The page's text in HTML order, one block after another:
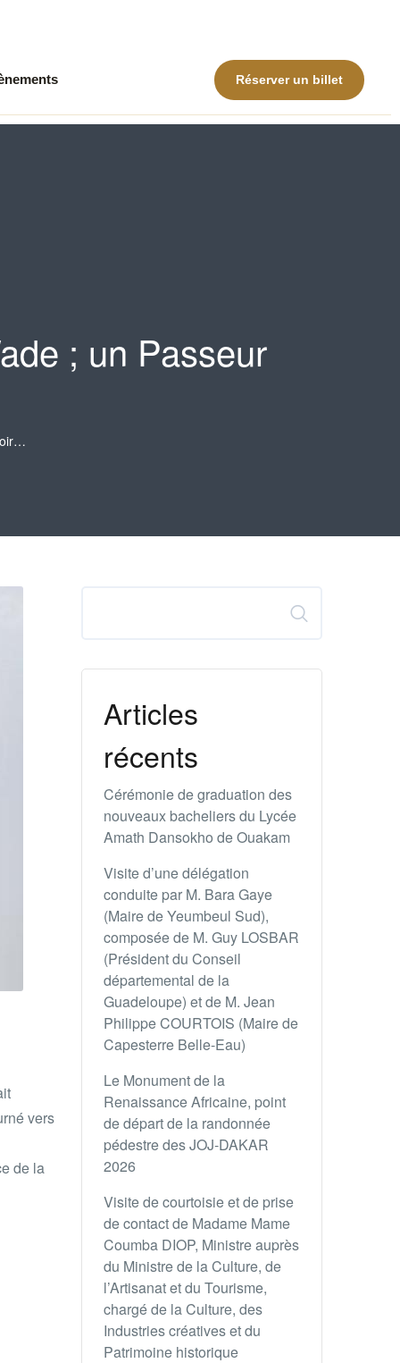
Réserver un billet
; un Passeur
vers
de la
Articles
récents
Cérémonie de graduation des
nouveaux bacheliers du Lycée
Amath Dansokho de Ouakam
Visite d’une délégation
conduite par M. Bara Gaye
(Maire de Yeumbeul Sud),
composée de M. Guy LOSBAR
(Président du Conseil
départemental de la
Guadeloupe) et de M. Jean
Philippe COURTOIS (Maire de
Capesterre Belle-Eau)
Le Monument de la
Renaissance Africaine, point
de départ de la randonnée
pédestre des JOJ-DAKAR
2026
Visite de courtoisie et de prise
de contact de Madame Mame
Coumba DIOP, Ministre auprès
du Ministre de la Culture, de
l’Artisanat et du Tourisme,
chargé de la Culture, des
Industries créatives et du
Patrimoine historique